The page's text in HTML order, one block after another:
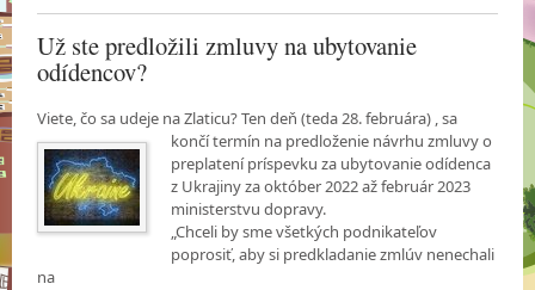
Už ste predložili zmluvy na ubytovanie
odídencov?
Viete, čo sa udeje na Zlaticu? Ten deň (teda 28. februára) , sa
končí termín na predloženie návrhu zmluvy o
preplatení príspevku za ubytovanie odídenca
z Ukrajiny za október 2022 až február 2023
ministerstvu dopravy.
„Chceli by sme všetkých podnikateľov
poprosiť, aby si predkladanie zmlúv nenechali
na